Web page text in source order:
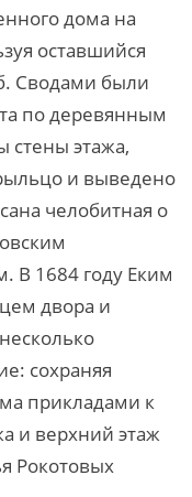
дома на
оставшийся
Сводами были
по деревянным
стены этажа,
и выведено
челобитная о
В 1684 году Еким
двора и
сохраняя
прикладами к
и верхний этаж
Рокотовых